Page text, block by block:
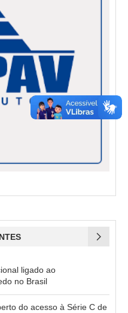
ligado ao
no Brasil
do acesso à Série C de